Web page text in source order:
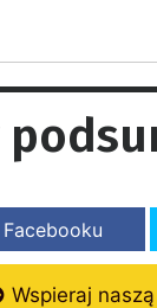
Wspieraj